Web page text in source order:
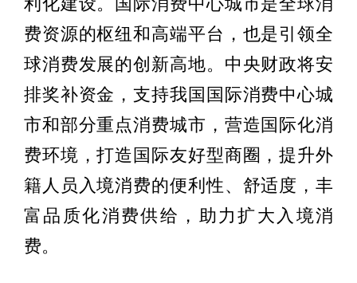
费资源的枢纽和高端平台，也是引领全
球消费发展的创新高地。中央财政将安
排奖补资金，支持我国国际消费中心城
市和部分重点消费城市，营造国际化消
费环境，打造国际友好型商圈，提升外
籍人员入境消费的便利性、舒适度，丰
富品质化消费供给，助力扩大入境消
费。